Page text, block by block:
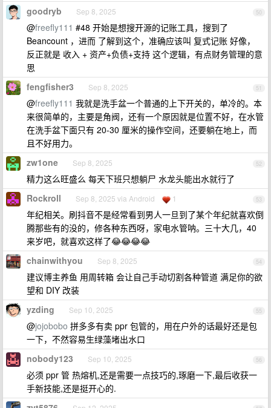
50
goodryb Sep 8, 2025
@freefly111 #48 开始是想搜开源的记账工具，搜到了
Beancount ，进而 了解到这个，准确应该叫 复式记账 好像，
反正就是 收入 + 资产+负债+支持 这个逻辑，有点财务管理的意
思
51
fengfisher3 Sep 8, 2025
@freefly111 我就是洗手盆一个普通的上下开关的，单冷的。本
来很简单的，主要是角阀，还有一个原因就是位置不好，在水管
在洗手盆下面只有 20-30 厘米的操作空间，还要躺在地上，而
且不好用力。
52
zw1one Sep 8, 2025
精力这么旺盛么 每天下班只想躺尸 水龙头能出水就行了
53
Rockroll Sep 8, 2025 via Android 1
年纪相关。刷抖音不是经常看到男人一旦到了某个年纪就喜欢倒
腾那些有的没的，修各种东西呀，家电水管呐。三十大几，40
来岁吧，就喜欢这样了😂😂😂😂
54
chainwithyou Sep 8, 2025
建议博主养鱼 用周转箱 会让自己手动切割各种管道 满足你的欲
望和 DIY 改装
55
yzding Sep 10, 2025
@jojobobo 拼多多有卖 ppr 包管的，用在户外的话最好还是包
一下，不然容易生绿藻堵出水口
56
nobody123 Sep 10, 2025
必须 ppr 管 热熔机,还是需要一点技巧的,琢磨一下,最后收获一
手新技能,还是挺开心的.